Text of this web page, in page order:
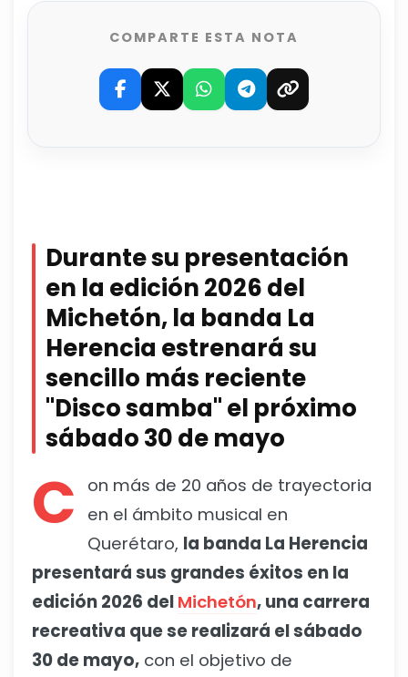
COMPARTE ESTA NOTA
Durante su presentación
en la edición 2026 del
Michetón, la banda La
Herencia estrenará su
sencillo más reciente
"Disco samba" el próximo
sábado 30 de mayo
C
on más de 20 años de trayectoria
en el ámbito musical en
Querétaro, la banda La Herencia
presentará sus grandes éxitos en la
edición 2026 del Michetón, una carrera
recreativa que se realizará el sábado
30 de mayo, con el objetivo de